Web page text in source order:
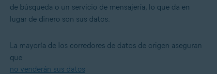
de búsqueda o un servicio de mensajería, lo que da en
lugar de dinero son sus datos.
La mayoría de los corredores de datos de origen aseguran
que
no venderán sus datos